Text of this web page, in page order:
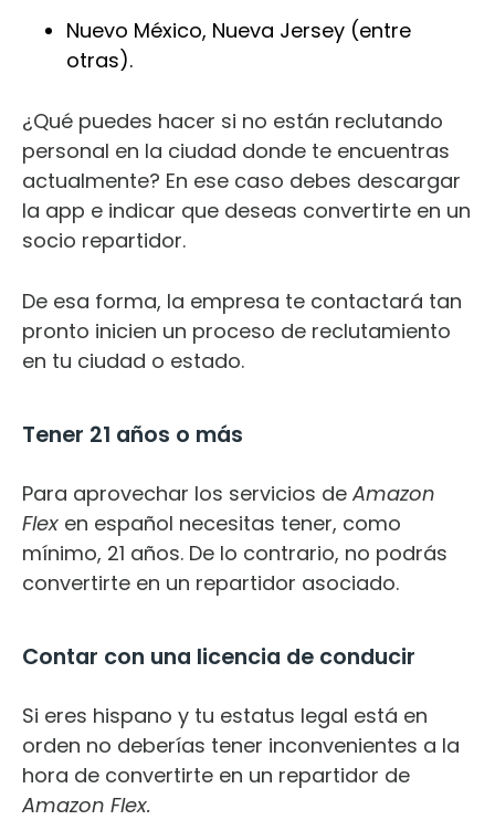
Nuevo México, Nueva Jersey (entre
otras).
¿Qué puedes hacer si no están reclutando
personal en la ciudad donde te encuentras
actualmente? En ese caso debes descargar
la app e indicar que deseas convertirte en un
socio repartidor.
De esa forma, la empresa te contactará tan
pronto inicien un proceso de reclutamiento
en tu ciudad o estado.
Tener 21 años o más
Para aprovechar los servicios de Amazon
Flex en español necesitas tener, como
mínimo, 21 años. De lo contrario, no podrás
convertirte en un repartidor asociado.
Contar con una licencia de conducir
Si eres hispano y tu estatus legal está en
orden no deberías tener inconvenientes a la
hora de convertirte en un repartidor de
Amazon Flex.